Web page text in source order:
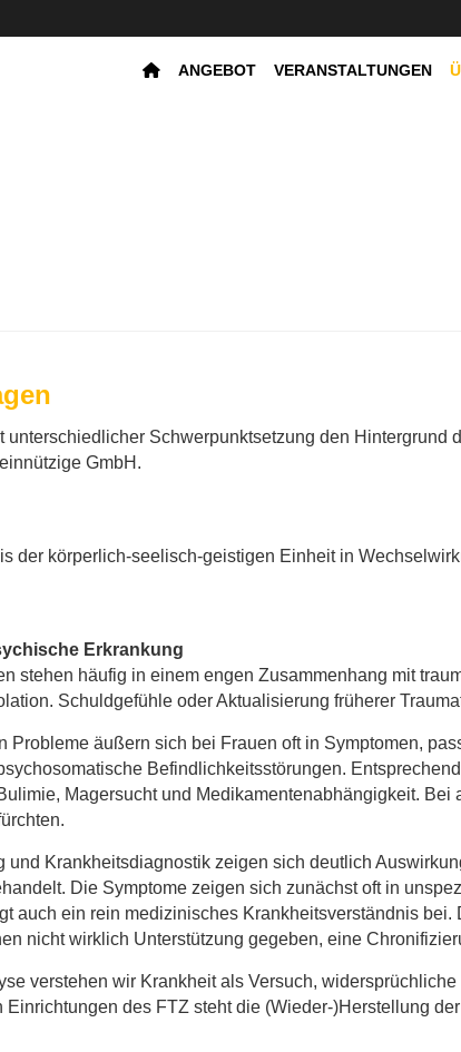
ANGEBOT VERANSTALTUNGEN
Schwerpunktsetzung den Hintergrund
GmbH.
der körperlich-seelisch-geistigen Einheit in
Erkrankung
stehen häufig in einem engen Zusammenhang mit
Schuldgefühle oder Aktualisierung früherer
Probleme äußern sich bei Frauen oft in Symptomen,
Befindlichkeitsstörungen.
Magersucht und Medikamentenabhängigkeit.
und Krankheitsdiagnostik zeigen sich deutlich
Die Symptome zeigen sich zunächst oft in
auch ein rein medizinisches Krankheitsverständnis
nicht wirklich Unterstützung gegeben, eine
verstehen wir Krankheit als Versuch,
des FTZ steht die (Wieder-)Herstellung